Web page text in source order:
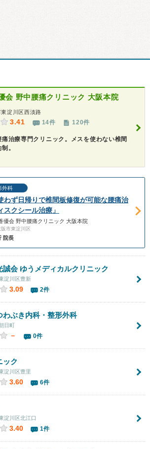
会 野中腰痛クリニック 大阪本院
淀川区西淡路
3.41 14件 120件
治療専門クリニック。メスを使わない椎間
。
外科
わず日帰りで椎間板修復が可能な腰痛治
スクシール治療」
優会 野中腰痛クリニック 大阪本院
市東淀川区
院長
誠会 ゆうメディカルクリニック
淀川区豊新
3.09 2件
わぶき内科・整形外科
日町
－ 0件
ック
淀川区豊里
3.60 6件
淀川区北江口
3.40 1件